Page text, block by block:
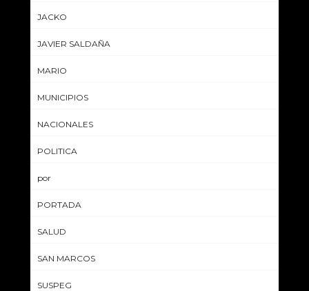
JACKO
JAVIER SALDAÑA
MARIO
MUNICIPIOS
NACIONALES
POLITICA
por
PORTADA
SALUD
SAN MARCOS
SUSPEG